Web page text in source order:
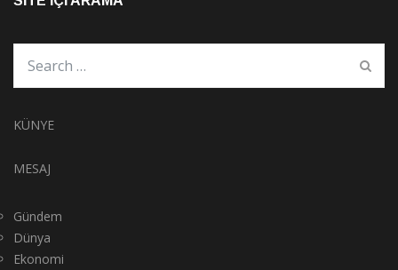
KÜNYE
MESAJ
Gündem
Dünya
Ekonomi